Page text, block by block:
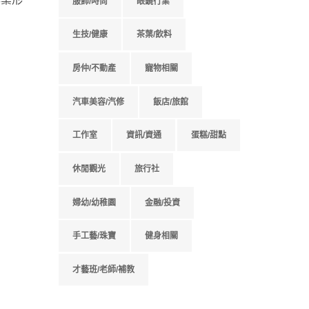
生技/健康 茶葉/飲料
房仲/不動產 寵物相關
汽車美容/汽修 飯店/旅館
工作室 資訊/資通 蛋糕/甜點
休閒觀光 旅行社
婦幼/幼稚園 金融/投資
手工藝/珠寶 健身相關
才藝班/老師/補教